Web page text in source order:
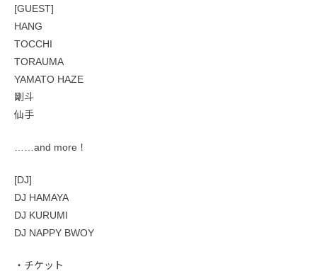
[GUEST]
HANG
TOCCHI
TORAUMA
YAMATO HAZE
剛斗
仙手
……and more！
[DJ]
DJ HAMAYA
DJ KURUMI
DJ NAPPY BWOY
・チケット